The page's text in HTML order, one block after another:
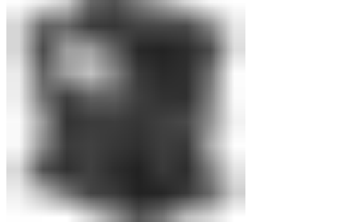
Реле промежуточные